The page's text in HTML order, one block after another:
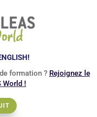
formation ? Rejoignez le
World !